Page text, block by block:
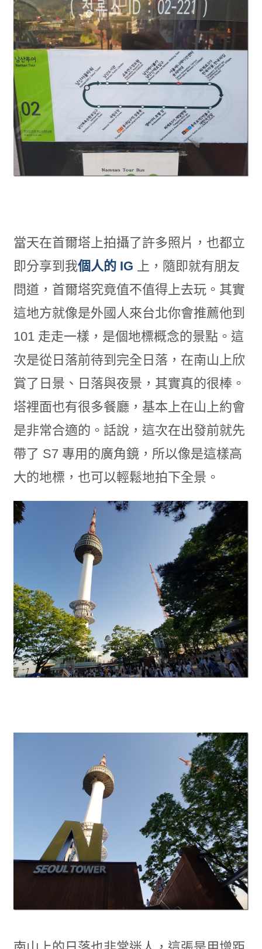
當天在首爾塔上拍攝了許多照片，也都立
即分享到我個人的 IG 上，隨即就有朋友
問道，首爾塔究竟值不值得上去玩。其實
這地方就像是外國人來台北你會推薦他到
101 走走一樣，是個地標概念的景點。這
次是從日落前待到完全日落，在南山上欣
賞了日景、日落與夜景，其實真的很棒。
塔裡面也有很多餐廳，基本上在山上約會
是非常合適的。話說，這次在出發前就先
帶了 S7 專用的廣角鏡，所以像是這樣高
大的地標，也可以輕鬆地拍下全景。